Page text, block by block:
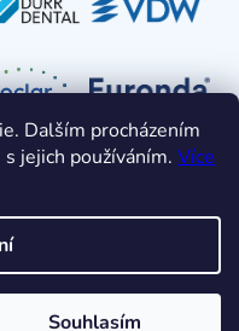
Dalším procházením
jejich používáním. Více
Souhlasím